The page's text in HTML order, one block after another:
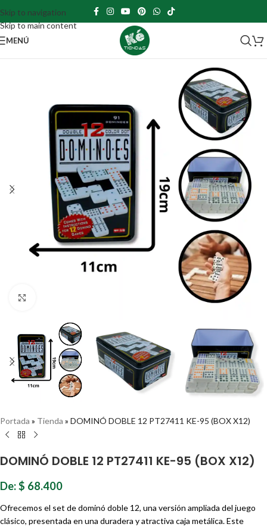
Skip to navigation
Skip to main content
MENÚ
Portada » Tienda » DOMINÓ DOBLE 12 PT27411 KE-95 (BOX X12)
DOMINÓ DOBLE 12 PT27411 KE-95 (BOX X12)
De:$ 68.400
Ofrecemos el set de dominó doble 12, una versión ampliada del juego
clásico, presentada en una duradera y atractiva caja metálica. Este